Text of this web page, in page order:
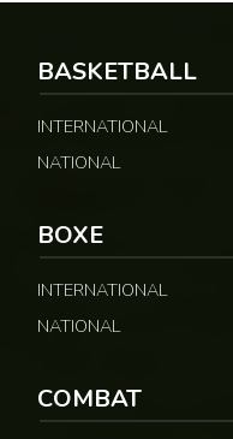
BASKETBALL
INTERNATIONAL
NATIONAL
BOXE
INTERNATIONAL
NATIONAL
COMBAT